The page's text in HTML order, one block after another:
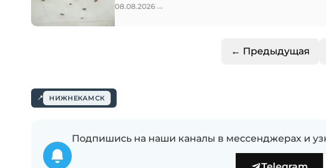
08.08.2026 →
← Предыдущая
НИЖНЕКАМСК
Подпишись на наши каналы в мессенджерах и